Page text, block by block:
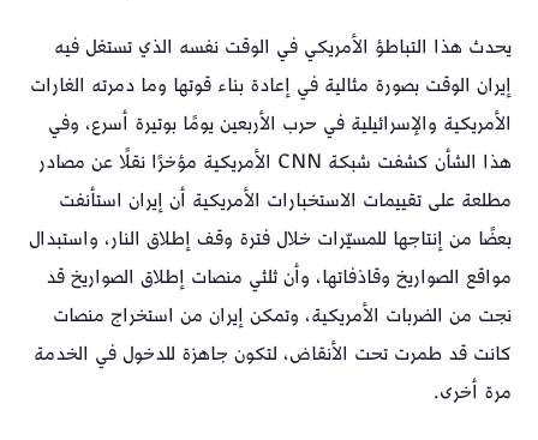
يحدث هذا التباطؤ الأمريكي في الوقت نفسه الذي تستغل فيه
إيران الوقت بصورة مثالية في إعادة بناء قوتها وما دمرته الغارات
الأمريكية والإسرائيلية في حرب الأربعين يومًا بوتيرة أسرع، وفي
هذا الشأن كشفت شبكة CNN الأمريكية مؤخرًا نقلًا عن مصادر
مطلعة على تقييمات الاستخبارات الأمريكية أن إيران استأنفت
بعضًا من إنتاجها للمسيّرات خلال فترة وقف إطلاق النار، واستبدال
مواقع الصواريخ وقاذفاتها، وأن ثلثي منصات إطلاق الصواريخ قد
نجت من الضربات الأمريكية، وتمكن إيران من استخراج منصات
كانت قد طمرت تحت الأنقاض، لتكون جاهزة للدخول في الخدمة
مرة أخرى.